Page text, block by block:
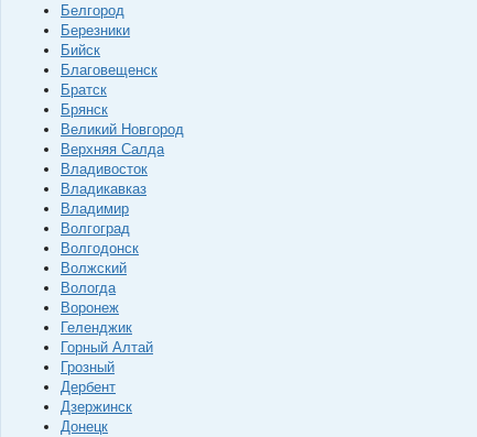
Белгород
Березники
Бийск
Благовещенск
Братск
Брянск
Великий Новгород
Верхняя Салда
Владивосток
Владикавказ
Владимир
Волгоград
Волгодонск
Волжский
Вологда
Воронеж
Геленджик
Горный Алтай
Грозный
Дербент
Дзержинск
Донецк